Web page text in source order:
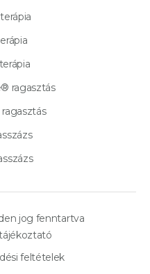
ragasztás
jog fenntartva
feltételek